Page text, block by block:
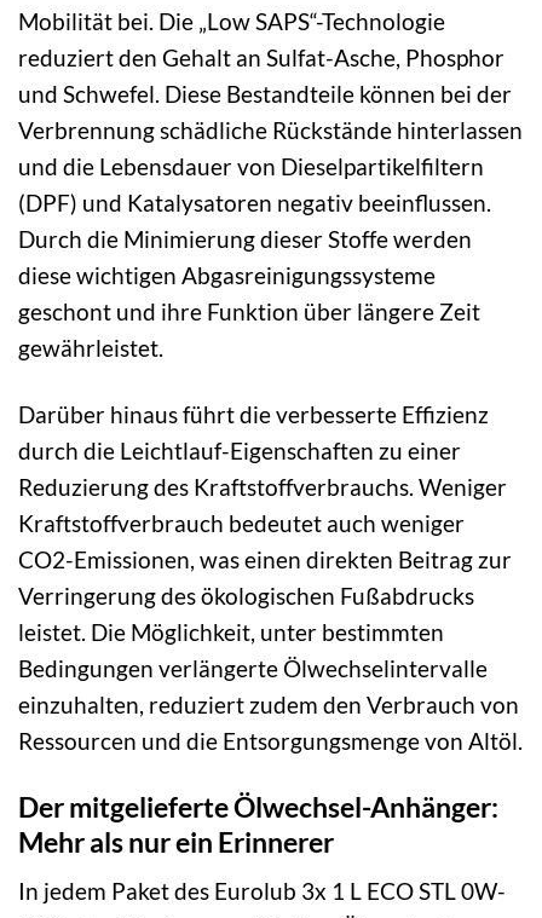
Mobilität bei. Die „Low SAPS“-Technologie
reduziert den Gehalt an Sulfat-Asche, Phosphor
und Schwefel. Diese Bestandteile können bei der
Verbrennung schädliche Rückstände hinterlassen
und die Lebensdauer von Dieselpartikelfiltern
(DPF) und Katalysatoren negativ beeinflussen.
Durch die Minimierung dieser Stoffe werden
diese wichtigen Abgasreinigungssysteme
geschont und ihre Funktion über längere Zeit
gewährleistet.
Darüber hinaus führt die verbesserte Effizienz
durch die Leichtlauf-Eigenschaften zu einer
Reduzierung des Kraftstoffverbrauchs. Weniger
Kraftstoffverbrauch bedeutet auch weniger
CO2-Emissionen, was einen direkten Beitrag zur
Verringerung des ökologischen Fußabdrucks
leistet. Die Möglichkeit, unter bestimmten
Bedingungen verlängerte Ölwechselintervalle
einzuhalten, reduziert zudem den Verbrauch von
Ressourcen und die Entsorgungsmenge von Altöl.
Der mitgelieferte Ölwechsel-Anhänger:
Mehr als nur ein Erinnerer
In jedem Paket des Eurolub 3x 1 L ECO STL 0W-